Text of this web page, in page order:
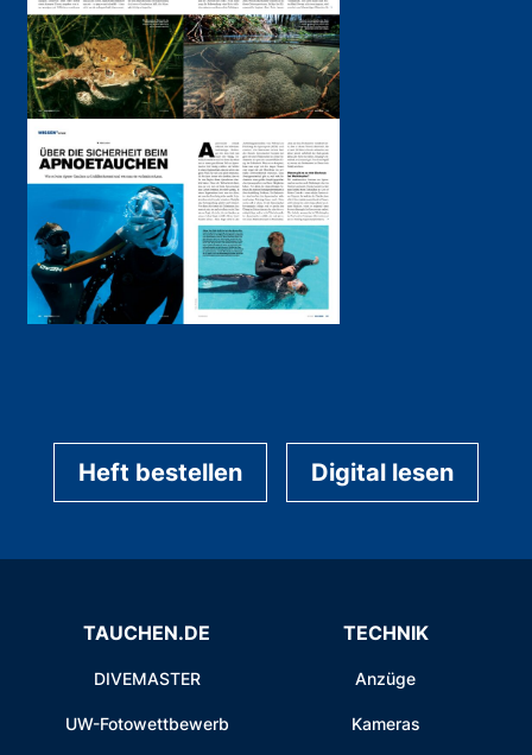
Heft bestellen Digital lesen
TAUCHEN.DE
DIVEMASTER
UW-Fotowettbewerb
TECHNIK
Anzüge
Kameras